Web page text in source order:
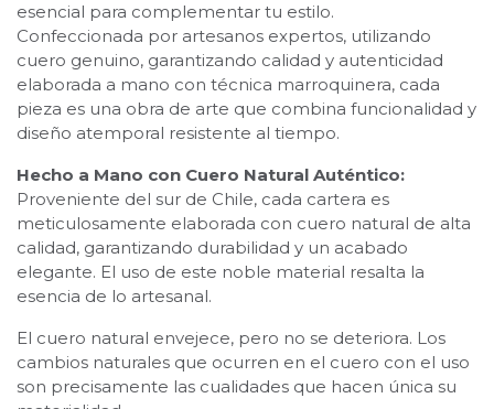
esencial para complementar tu estilo.
Confeccionada por artesanos expertos, utilizando
cuero genuino, garantizando calidad y autenticidad
elaborada a mano con técnica marroquinera, cada
pieza es una obra de arte que combina funcionalidad y
diseño atemporal resistente al tiempo.
Hecho a Mano con Cuero Natural Auténtico:
Proveniente del sur de Chile, cada cartera es
meticulosamente elaborada con cuero natural de alta
calidad, garantizando durabilidad y un acabado
elegante. El uso de este noble material resalta la
esencia de lo artesanal.
El cuero natural envejece, pero no se deteriora. Los
cambios naturales que ocurren en el cuero con el uso
son precisamente las cualidades que hacen única su